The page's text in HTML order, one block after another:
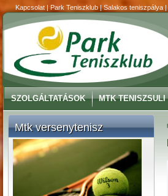
Kapcsolat | Park Teniszklub | Salakos teniszpálya
SZOLGÁLTATÁSOK MTK TENISZSULI
Mtk versenytenisz